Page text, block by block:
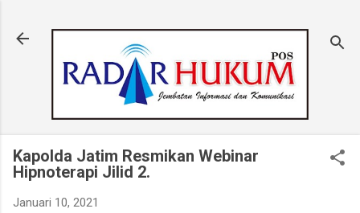
Kapolda Jatim Resmikan Webinar
Hipnoterapi Jilid 2.
Januari 10, 2021